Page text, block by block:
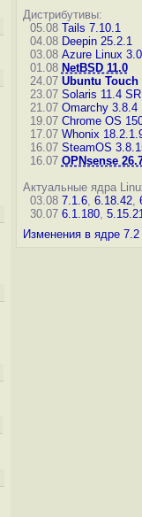
Дистрибутивы:
05.08 Tails 7.10.1
04.08 Deepin 25.2.1
03.08 Azure Linux
01.08 NetBSD 11.0
24.07 Ubuntu Touch
23.07 Solaris 11.4
21.07 Omarchy 3.8.4
19.07 Chrome OS
17.07 Whonix
16.07 SteamOS
16.07 OPNsense
Актуальные ядра
03.08 7.1.6, 6.18.42,
30.07 6.1.180,
Изменения в ядре 7.2